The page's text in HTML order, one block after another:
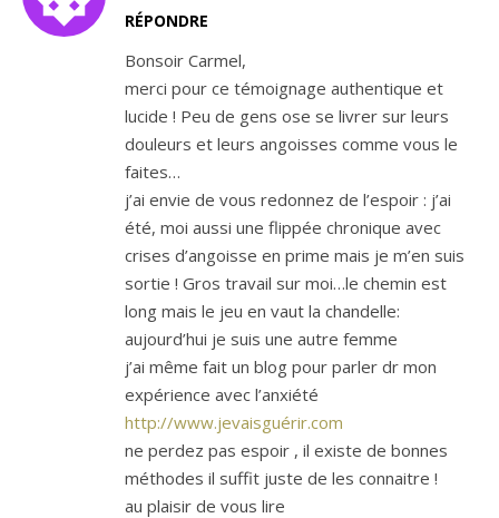
RÉPONDRE
Bonsoir Carmel,
merci pour ce témoignage authentique et
lucide ! Peu de gens ose se livrer sur leurs
douleurs et leurs angoisses comme vous le
faites…
j’ai envie de vous redonnez de l’espoir : j’ai
été, moi aussi une flippée chronique avec
crises d’angoisse en prime mais je m’en suis
sortie ! Gros travail sur moi…le chemin est
long mais le jeu en vaut la chandelle:
aujourd’hui je suis une autre femme
j’ai même fait un blog pour parler dr mon
expérience avec l’anxiété
http://www.jevaisguérir.com
ne perdez pas espoir , il existe de bonnes
méthodes il suffit juste de les connaitre !
au plaisir de vous lire